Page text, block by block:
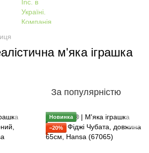
м'яка іграшка
За популярністю
Новинка
−20%